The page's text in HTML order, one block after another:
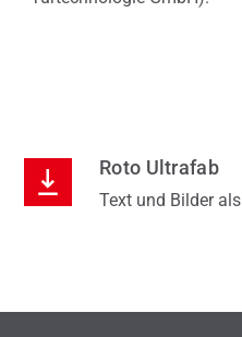
Roto Ultrafab
Text und Bilder